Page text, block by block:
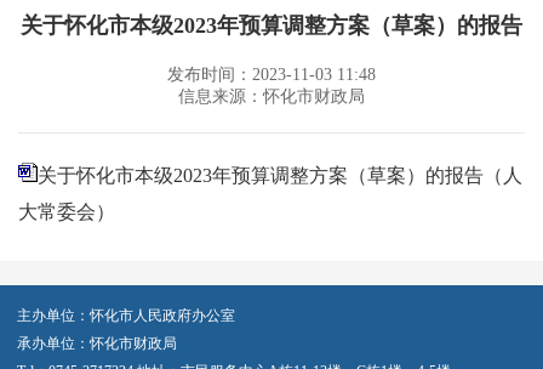
关于怀化市本级2023年预算调整方案（草案）的报告
发布时间：2023-11-03 11:48
信息来源：怀化市财政局
关于怀化市本级2023年预算调整方案（草案）的报告（人
大常委会）
主办单位：怀化市人民政府办公室
承办单位：怀化市财政局